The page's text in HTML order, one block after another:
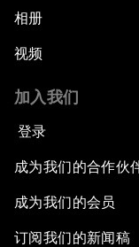
相册
视频
加入我们
登录
成为我们的合作伙
成为我们的会员
订阅我们的新闻稿